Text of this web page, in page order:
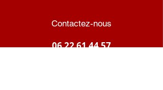
Contactez-nous
06 22 61 44 57